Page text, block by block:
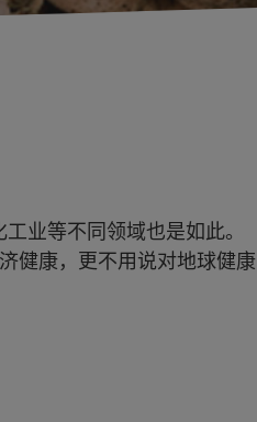
业等不同领域也是如此。
健康，更不用说对地球健康